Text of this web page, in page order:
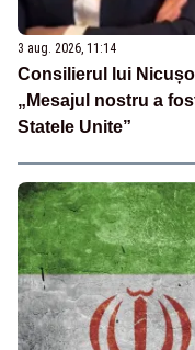
3 aug. 2026, 11:14
Consilierul lui
„Mesajul nostru a
Statele Unite”